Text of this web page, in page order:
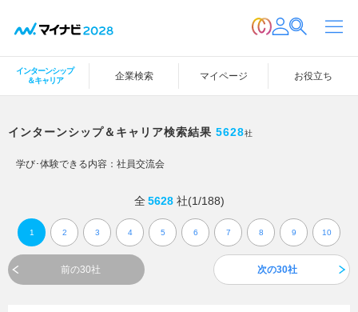
インターンシップ
＆キャリア
企業検索 マイページ お役立ち
インターンシップ＆キャリア検索結果 5628社
学び･体験できる内容： 社員交流会
全 5628 社(1/188)
前の30社
1 2 3 4 5 6 7 8 9 10
次の30社